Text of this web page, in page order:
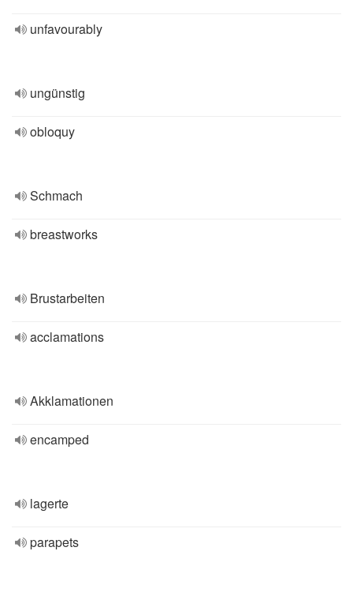
unfavourably
ungünstig
obloquy
Schmach
breastworks
Brustarbeiten
acclamations
Akklamationen
encamped
lagerte
parapets